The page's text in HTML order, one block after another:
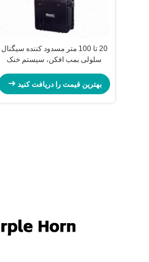
20 تا 100 متر مسدود کننده سیگنال
سلولی بمب افکن، سیستم خنک
بهترین قیمت را دریافت کنید